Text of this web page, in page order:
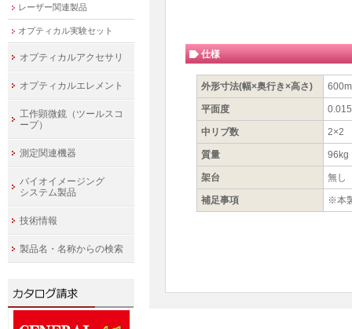
仕様
外形寸法(幅×奥行き×高さ)
平面度
中リブ数 2×2
質量 96kg
架台 無し
補足事項 ※本
レーザー関連製品
オプティカル実験セット
オプティカルアクセサリ
オプティカルエレメント
工作顕微鏡（ツールスコ
ープ）
測定関連機器
バイオイメージング
システム製品
技術情報
製品名・名称からの検索